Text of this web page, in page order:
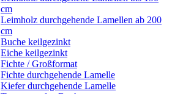
cm
Leimholz durchgehende Lamellen ab 200
cm
Buche keilgezinkt
Eiche keilgezinkt
Fichte / Großformat
Fichte durchgehende Lamelle
Kiefer durchgehende Lamelle